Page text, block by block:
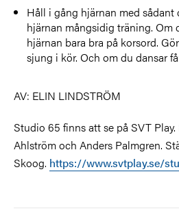
Håll i gång hjärnan med
hjärnan mångsidig träning. Om
hjärnan bara bra på korsord.
sjung i kör. Och om du dansar
AV: ELIN LINDSTRÖM
Studio 65 finns att se på SVT
Ahlström och Anders Palmgren.
Skoog. https://www.svtplay.se/